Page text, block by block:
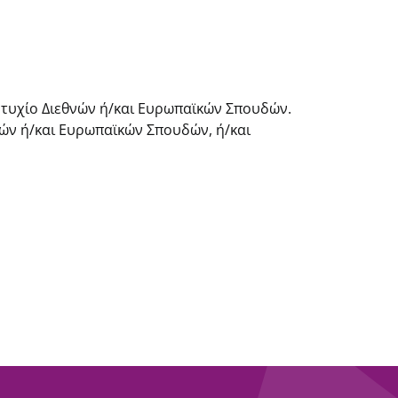
Διεθνών ή/και Ευρωπαϊκών Σπουδών.
ή/και Ευρωπαϊκών Σπουδών, ή/και